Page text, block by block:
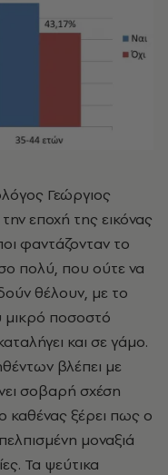
Γεώργιος
εποχή της εικόνας
φαντάζονταν το
πολύ, που ούτε να
θέλουν, με το
μικρό ποσοστό
και σε γάμο.
βλέπει με
σοβαρή σχέση
καθένας ξέρει πως ο
μοναξιά
Τα ψεύτικα